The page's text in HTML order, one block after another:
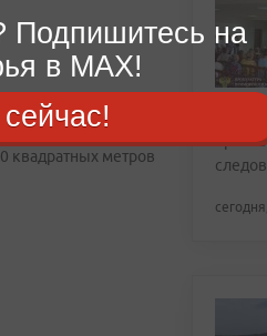
пожар в
квадратных метров
Долг
Подпишитесь на
в MAX!